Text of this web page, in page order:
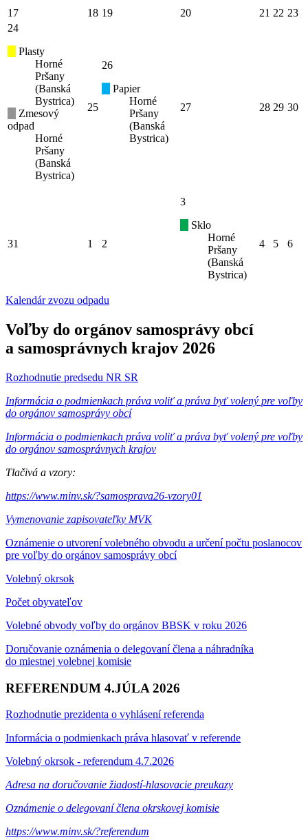
17 18 19 20 21 22 23
24
Plasty
Horné
Pršany
(Banská
Bystrica)
Zmesový
odpad
Horné
Pršany
(Banská
Bystrica)
25
26
Papier
Horné
Pršany
(Banská
Bystrica)
27 28 29 30
31 1 2
3
Sklo
Horné
Pršany
(Banská
Bystrica)
4 5 6
Kalendár zvozu odpadu
Voľby do orgánov samosprávy obcí
a samosprávnych krajov 2026
Rozhodnutie predsedu NR SR
Informácia o podmienkach práva voliť a práva byť volený pre voľby
do orgánov samosprávy obcí
Informácia o podmienkach práva voliť a práva byť volený pre voľby
do orgánov samosprávnych krajov
Tlačivá a vzory:
https://www.minv.sk/?samosprava26-vzory01
Vymenovanie zapisovateľky MVK
Oznámenie o utvorení volebného obvodu a určení počtu poslanocov
pre voľby do orgánov samosprávy obcí
Volebný okrsok
Počet obyvateľov
Volebné obvody voľby do orgánov BBSK v roku 2026
Doručovanie oznámenia o delegovaní člena a náhradníka
do miestnej volebnej komisie
REFERENDUM 4.JÚLA 2026
Rozhodnutie prezidenta o vyhlásení referenda
Informácia o podmienkach práva hlasovať v referende
Volebný okrsok - referendum 4.7.2026
Adresa na doručovanie žiadostí-hlasovacie preukazy
Oznámenie o delegovaní člena okrskovej komisie
https://www.minv.sk/?referendum